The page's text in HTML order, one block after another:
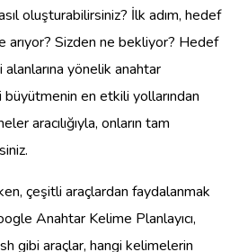
oluşturabilirsiniz? İlk adım, hedef
arıyor? Sizden ne bekliyor? Hedef
yönelik anahtar
en etkili yollarından
aracılığıyla, onların tam
çeşitli araçlardan faydalanmak
Anahtar Kelime Planlayıcı,
gibi araçlar, hangi kelimelerin